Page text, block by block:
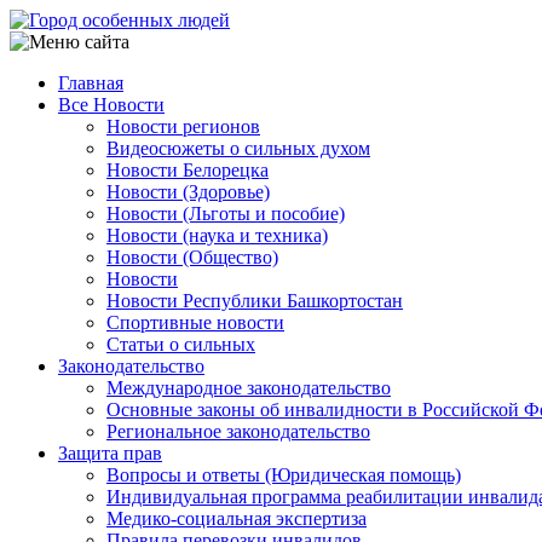
Перейти
к
содержанию
Main
navigation
Главная
Все Новости
Новости регионов
Видеосюжеты о сильных духом
Новости Белорецка
Новости (Здоровье)
Новости (Льготы и пособие)
Новости (наука и техника)
Новости (Общество)
Новости
Новости Республики Башкортостан
Спортивные новости
Статьи о сильных
Законодательство
Международное законодательство
Основные законы об инвалидности в Российской
Региональное законодательство
Защита прав
Вопросы и ответы (Юридическая помощь)
Индивидуальная программа реабилитации
Медико-социальная экспертиза